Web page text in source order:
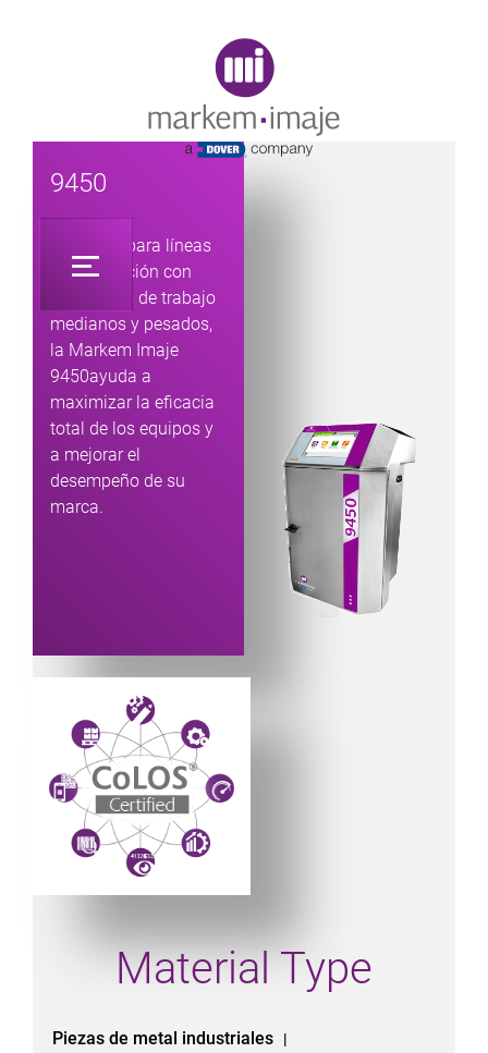
9450
Diseñada para líneas
de producción con
volúmenes de trabajo
medianos y pesados,
la Markem Imaje
9450ayuda a
maximizar la eficacia
total de los equipos y
a mejorar el
desempeño de su
marca.
Material Type
Piezas de metal industriales |